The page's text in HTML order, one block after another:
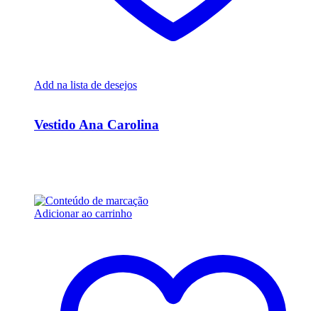
Add na lista de desejos
Vestido Ana Carolina
Adicionar ao carrinho